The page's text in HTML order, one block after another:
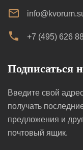
+7 (495) 626
Подписаться
Введите свой
получать
предложения и
почтовый ящик.